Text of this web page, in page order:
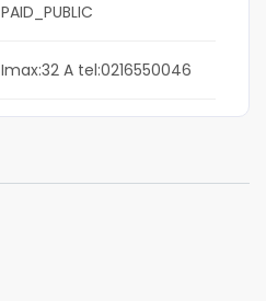
PAID_PUBLIC
Imax:32 A tel:0216550046